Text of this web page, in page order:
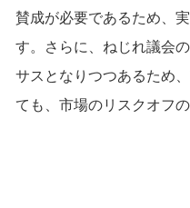
賛成が必要であるため、
す。さらに、ねじれ議会
サスとなりつつあるため
ても、市場のリスクオフ